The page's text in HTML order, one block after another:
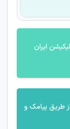
ایران
طریق پیامک و